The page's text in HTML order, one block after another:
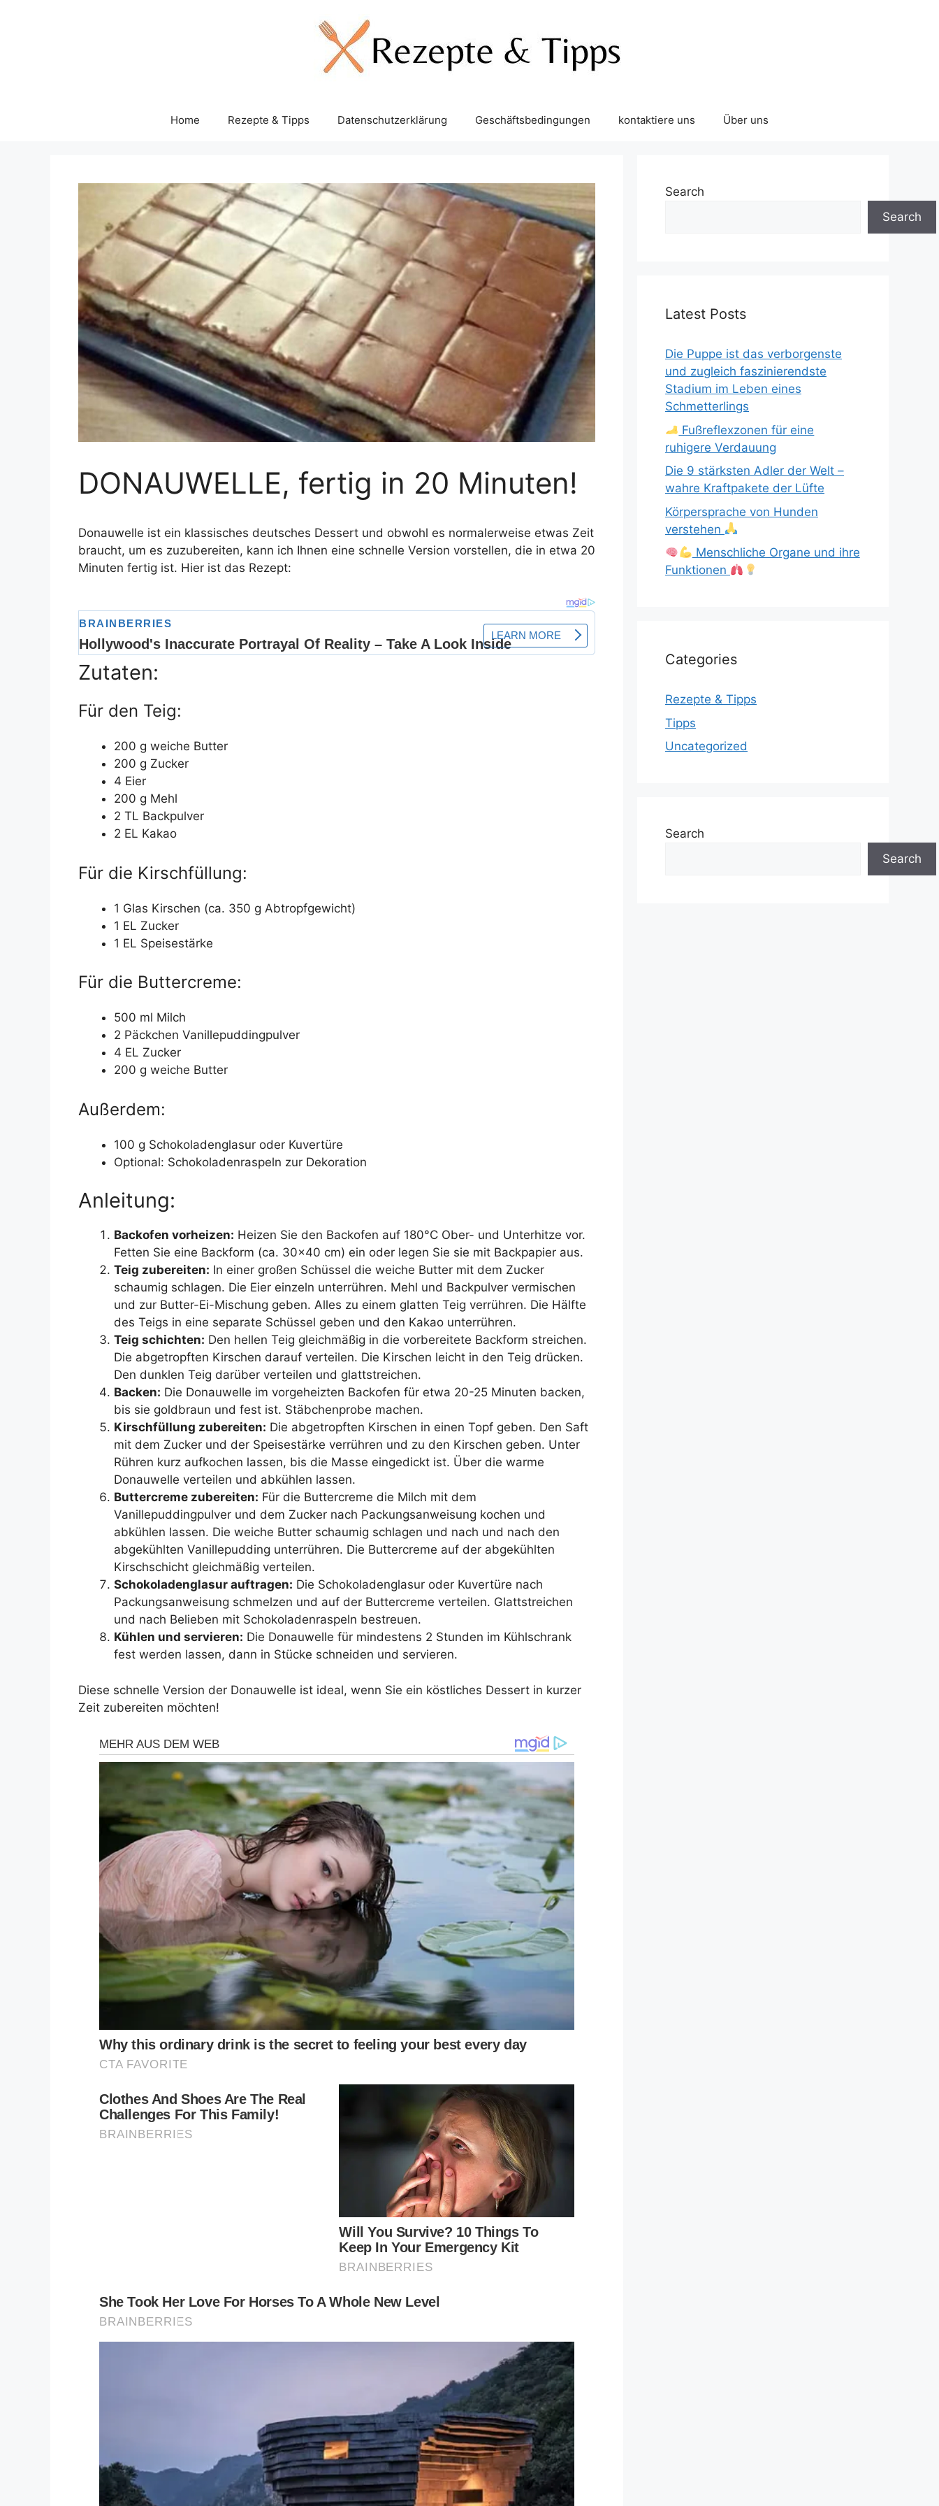
Home Rezepte & Tipps Datenschutzerklärung Geschäftsbedingungen kontaktiere uns Über uns
DONAUWELLE, fertig in 20 Minuten!
Donauwelle ist ein klassisches deutsches Dessert und obwohl es normalerweise etwas Zeit
braucht, um es zuzubereiten, kann ich Ihnen eine schnelle Version vorstellen, die in etwa 20
Minuten fertig ist. Hier ist das Rezept:
Zutaten:
Für den Teig:
200 g weiche Butter
200 g Zucker
4 Eier
200 g Mehl
2 TL Backpulver
2 EL Kakao
Für die Kirschfüllung:
1 Glas Kirschen (ca. 350 g Abtropfgewicht)
1 EL Zucker
1 EL Speisestärke
Für die Buttercreme:
500 ml Milch
2 Päckchen Vanillepuddingpulver
4 EL Zucker
200 g weiche Butter
Außerdem:
100 g Schokoladenglasur oder Kuvertüre
Optional: Schokoladenraspeln zur Dekoration
Anleitung:
Backofen vorheizen: Heizen Sie den Backofen auf 180°C Ober- und Unterhitze vor.
Fetten Sie eine Backform (ca. 30×40 cm) ein oder legen Sie sie mit Backpapier aus.
Teig zubereiten: In einer großen Schüssel die weiche Butter mit dem Zucker
schaumig schlagen. Die Eier einzeln unterrühren. Mehl und Backpulver vermischen
und zur Butter-Ei-Mischung geben. Alles zu einem glatten Teig verrühren. Die Hälfte
des Teigs in eine separate Schüssel geben und den Kakao unterrühren.
Teig schichten: Den hellen Teig gleichmäßig in die vorbereitete Backform streichen.
Die abgetropften Kirschen darauf verteilen. Die Kirschen leicht in den Teig drücken.
Den dunklen Teig darüber verteilen und glattstreichen.
Backen: Die Donauwelle im vorgeheizten Backofen für etwa 20-25 Minuten backen,
bis sie goldbraun und fest ist. Stäbchenprobe machen.
Kirschfüllung zubereiten: Die abgetropften Kirschen in einen Topf geben. Den Saft
mit dem Zucker und der Speisestärke verrühren und zu den Kirschen geben. Unter
Rühren kurz aufkochen lassen, bis die Masse eingedickt ist. Über die warme
Donauwelle verteilen und abkühlen lassen.
Buttercreme zubereiten: Für die Buttercreme die Milch mit dem
Vanillepuddingpulver und dem Zucker nach Packungsanweisung kochen und
abkühlen lassen. Die weiche Butter schaumig schlagen und nach und nach den
abgekühlten Vanillepudding unterrühren. Die Buttercreme auf der abgekühlten
Kirschschicht gleichmäßig verteilen.
Schokoladenglasur auftragen: Die Schokoladenglasur oder Kuvertüre nach
Packungsanweisung schmelzen und auf der Buttercreme verteilen. Glattstreichen
und nach Belieben mit Schokoladenraspeln bestreuen.
Kühlen und servieren: Die Donauwelle für mindestens 2 Stunden im Kühlschrank
fest werden lassen, dann in Stücke schneiden und servieren.
Diese schnelle Version der Donauwelle ist ideal, wenn Sie ein köstliches Dessert in kurzer
Zeit zubereiten möchten!
Search
Search
Latest Posts
Die Puppe ist das verborgenste
und zugleich faszinierendste
Stadium im Leben eines
Schmetterlings
Fußreflexzonen für eine
ruhigere Verdauung
Die 9 stärksten Adler der Welt –
wahre Kraftpakete der Lüfte
Körpersprache von Hunden
verstehen
Menschliche Organe und ihre
Funktionen
Categories
Rezepte & Tipps
Tipps
Uncategorized
Search
Search